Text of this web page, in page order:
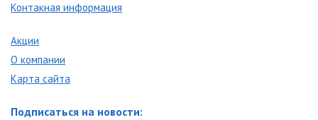
Контакная информация
Акции
О компании
Карта сайта
Подписаться на новости: